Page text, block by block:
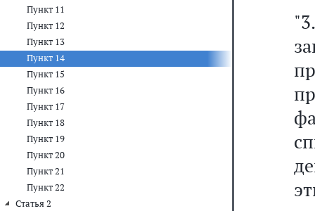
Пункт 11
Пункт 12
Пункт 13
Пункт 14
Пункт 15
Пункт 16
Пункт 17
Пункт 18
Пункт 19
Пункт 20
Пункт 21
Пункт 22
Статья 2